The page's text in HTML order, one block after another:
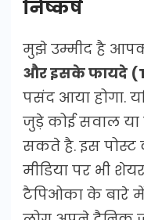
निष्कर्ष
मुझे उम्मीद है
और इसके फायदे
पसंद आया होगा.
जुड़े कोई सवाल
सकते है. इस पोस्ट
मीडिया पर भी
टैपिओका के बारे